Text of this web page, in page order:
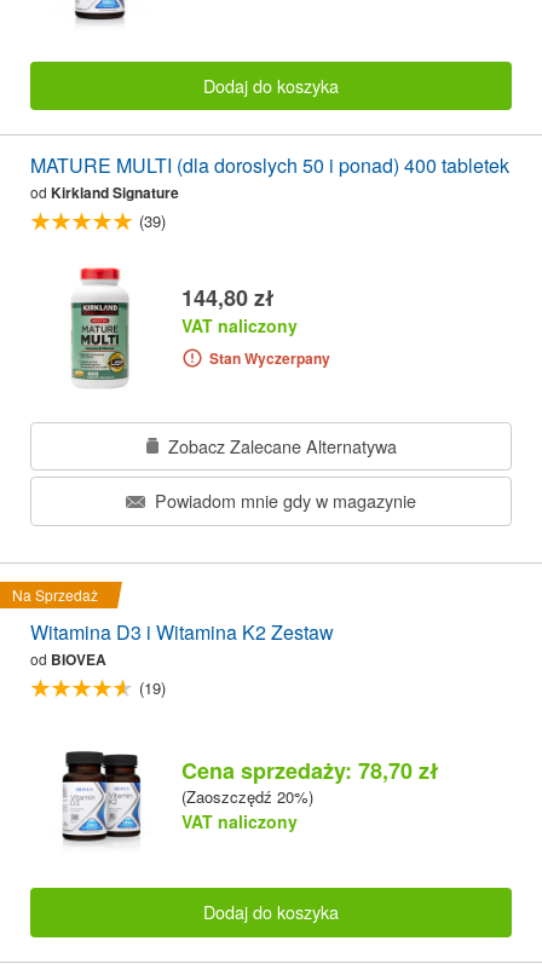
Dodaj do koszyka
MATURE MULTI (dla doroslych 50 i ponad) 400 tabletek
od Kirkland Signature
(39)
144,80 zł
VAT naliczony
Stan Wyczerpany
Zobacz Zalecane Alternatywa
Powiadom mnie gdy w magazynie
Na Sprzedaż
Witamina D3 i Witamina K2 Zestaw
od BIOVEA
(19)
Cena sprzedaży: 78,70 zł
(Zaoszczędź 20%)
VAT naliczony
Dodaj do koszyka